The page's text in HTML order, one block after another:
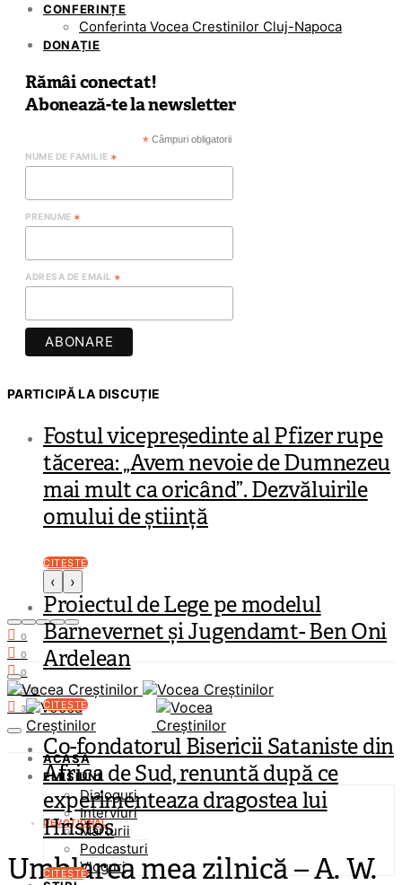
CONFERINȚE
Conferinta Vocea Crestinilor Cluj-Napoca
DONAȚIE
Rămâi conectat!
Abonează-te la newsletter
* Câmpuri obligatorii
NUME DE FAMILIE *
PRENUME *
ADRESA DE EMAIL *
PARTICIPĂ LA DISCUȚIE
Fostul vicepreședinte al Pfizer rupe
tăcerea: „Avem nevoie de Dumnezeu
mai mult ca oricând”. Dezvăluirile
omului de știință
CITEȘTE
Proiectul de Lege pe modelul
Barnevernet și Jugendamt- Ben Oni
Ardelean
CITEȘTE
Co-fondatorul Bisericii Sataniste din
Africa de Sud, renuntă după ce
experimenteaza dragostea lui
Hristos
CITEȘTE
‹ ›
0
0
0
37K
3K
ACASĂ
EMISIUNI
Dialoguri
Interviuri
Mărturii
Podcasturi
Vloguri
DEVOȚIONAL
Umblarea mea zilnică – A. W.